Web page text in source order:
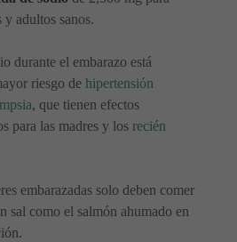
y adultos sanos.
durante el embarazo está
riesgo de hipertensión
, que tienen efectos
para las madres y los recién
embarazadas solo deben comer
sal como el salmón ahumado en